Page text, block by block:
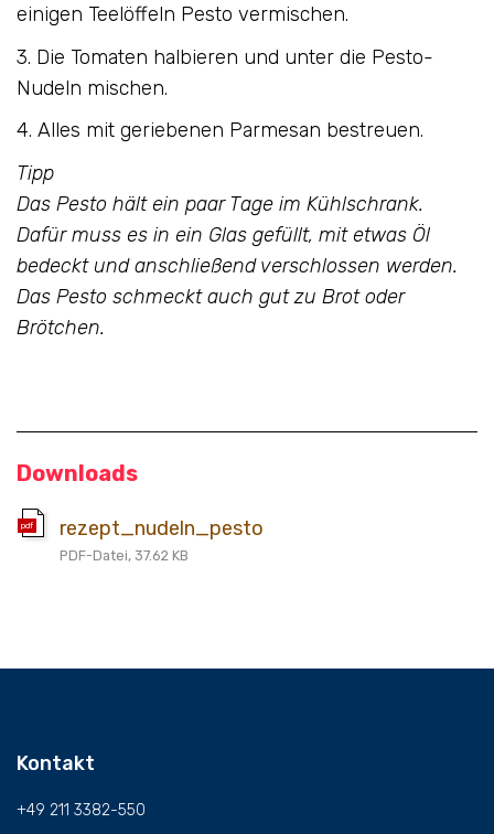
einigen Teelöffeln Pesto vermischen.
3. Die Tomaten halbieren und unter die Pesto-
Nudeln mischen.
4. Alles mit geriebenen Parmesan bestreuen.
Tipp
Das Pesto hält ein paar Tage im Kühlschrank.
Dafür muss es in ein Glas gefüllt, mit etwas Öl
bedeckt und anschließend verschlossen werden.
Das Pesto schmeckt auch gut zu Brot oder
Brötchen.
Downloads
pdf rezept_nudeln_pesto
PDF-Datei, 37.62 KB
Kontakt
+49 211 3382-550